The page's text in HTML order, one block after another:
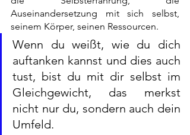
Auseinandersetzung mit sich selbst,
seinem Körper, seinen Ressourcen.
Wenn du weißt, wie du dich
auftanken kannst und dies auch
tust, bist du mit dir selbst im
Gleichgewicht, das merkst
nicht nur du, sondern auch dein
Umfeld.